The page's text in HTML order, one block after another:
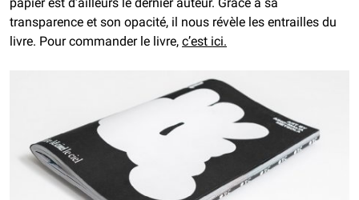
transparence et son opacité, il nous révèle les entrailles du
livre. Pour commander le livre, c’est ici.